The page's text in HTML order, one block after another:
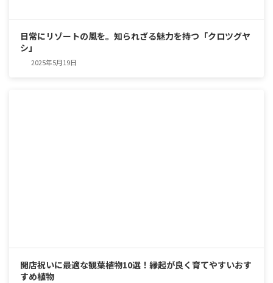
日常にリゾートの風を。知られざる魅力を持つ「クロツグヤ
シ」
2025年5月19日
開店祝いに最適な観葉植物10選！縁起が良く育てやすいおす
すめ植物